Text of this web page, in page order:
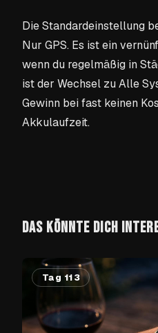
Die Standardeinstellung
Nur GPS. Es ist ein
wenn du regelmäßig in
ist der Wechsel zu Alle
Gewinn bei fast keinen
Akkulaufzeit.
DAS KÖNNTE DICH
Tag 113